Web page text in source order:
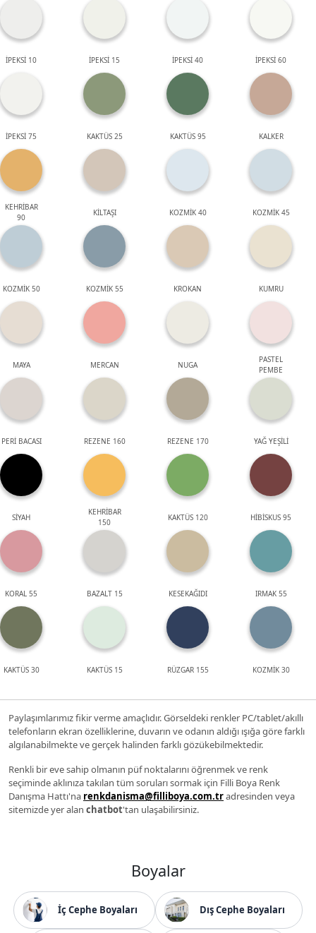
İPEKSİ 10 İPEKSİ 15 İPEKSİ 40 İPEKSİ 60
İPEKSİ 75 KAKTÜS 25 KAKTÜS 95 KALKER
KEHRİBAR
90
KİLTAŞI KOZMİK 40 KOZMİK 45
KOZMİK 50 KOZMİK 55 KROKAN KUMRU
MAYA MERCAN NUGA
PASTEL
PEMBE
PERİ BACASI REZENE 160 REZENE 170 YAĞ YEŞİLİ
SİYAH
KEHRİBAR
150
KAKTÜS 120 HİBİSKUS 95
KORAL 55 BAZALT 15 KESEKAĞIDI IRMAK 55
KAKTÜS 30 KAKTÜS 15 RÜZGAR 155 KOZMİK 30
Paylaşımlarımız fikir verme amaçlıdır. Görseldeki renkler PC/tablet/akıllı
telefonların ekran özelliklerine, duvarın ve odanın aldığı ışığa göre farklı
algılanabilmekte ve gerçek halinden farklı gözükebilmektedir.
Renkli bir eve sahip olmanın püf noktalarını öğrenmek ve renk
seçiminde aklınıza takılan tüm soruları sormak için Filli Boya Renk
Danışma Hattı'na renkdanisma@filliboya.com.tradresinden veya
sitemizde yer alan chatbot'tan ulaşabilirsiniz.
Boyalar
İç Cephe Boyaları Dış Cephe Boyaları